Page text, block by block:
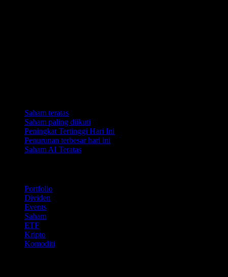
Saham teratas
Saham paling diikuti
Peningkat Tertinggi Hari Ini
Penurunan terbesar hari ini
Saham AI Teratas
Portfolio
Dividen
Events
Saham
ETF
Kripto
Komoditi